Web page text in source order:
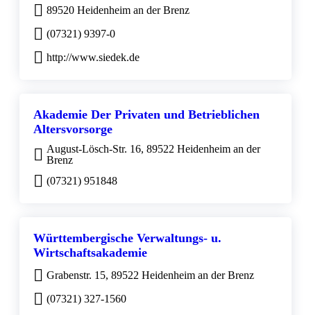
89520 Heidenheim an der Brenz
(07321) 9397-0
http://www.siedek.de
Akademie Der Privaten und Betrieblichen
Altersvorsorge
August-Lösch-Str. 16, 89522 Heidenheim an der
Brenz
(07321) 951848
Württembergische Verwaltungs- u.
Wirtschaftsakademie
Grabenstr. 15, 89522 Heidenheim an der Brenz
(07321) 327-1560